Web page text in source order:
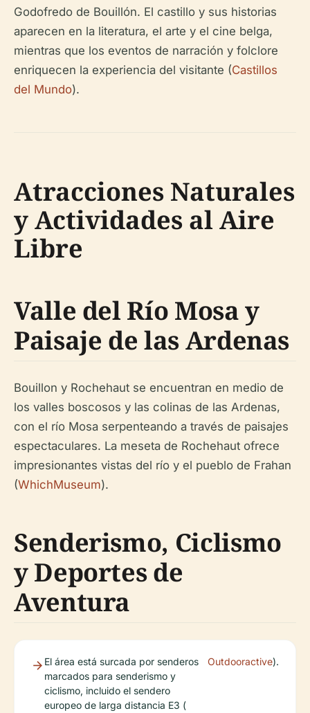
Godofredo de Bouillón. El castillo y sus historias
aparecen en la literatura, el arte y el cine belga,
mientras que los eventos de narración y folclore
enriquecen la experiencia del visitante (Castillos
del Mundo).
Atracciones Naturales
y Actividades al Aire
Libre
Valle del Río Mosa y
Paisaje de las Ardenas
Bouillon y Rochehaut se encuentran en medio de
los valles boscosos y las colinas de las Ardenas,
con el río Mosa serpenteando a través de paisajes
espectaculares. La meseta de Rochehaut ofrece
impresionantes vistas del río y el pueblo de Frahan
(WhichMuseum).
Senderismo, Ciclismo
y Deportes de
Aventura
El área está surcada por senderos
marcados para senderismo y
ciclismo, incluido el sendero
europeo de larga distancia E3 (
Outdooractive).